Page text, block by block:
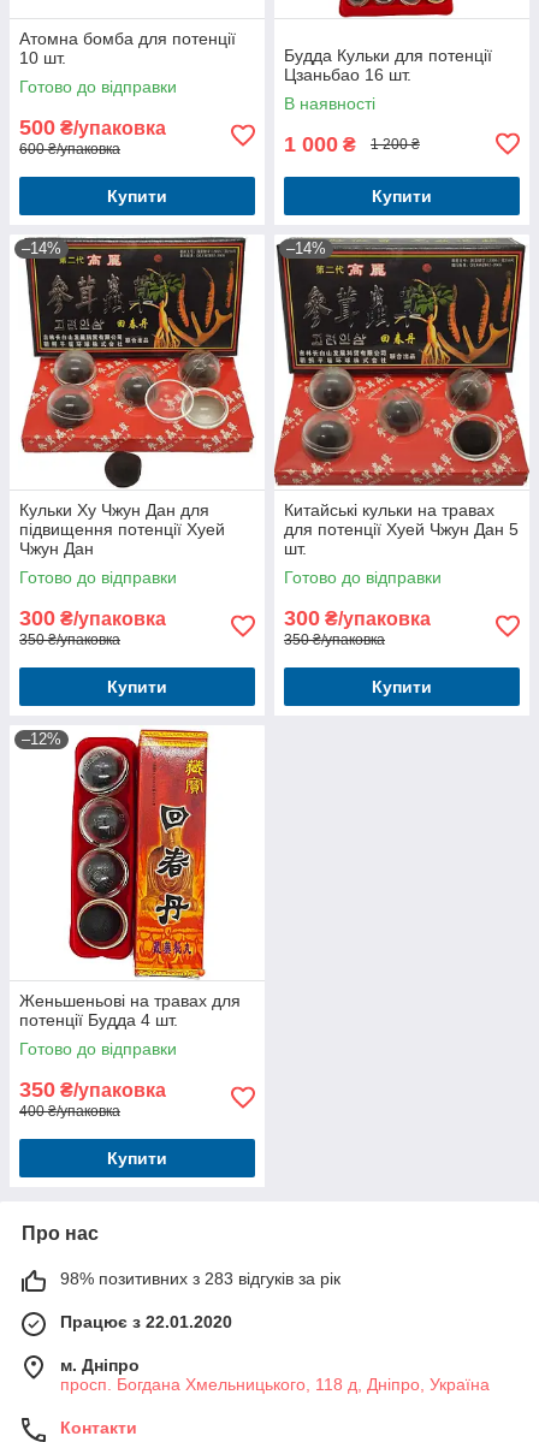
Атомна бомба для потенції
10 шт.
Готово до відправки
500 ₴/упаковка
600 ₴/упаковка
Купити
Будда Кульки для потенції
Цзаньбао 16 шт.
В наявності
1 000 ₴ 1 200 ₴
Купити
–14%
Кульки Ху Чжун Дан для
підвищення потенції Хуей
Чжун Дан
Готово до відправки
300 ₴/упаковка
350 ₴/упаковка
Купити
–14%
Китайські кульки на травах
для потенції Хуей Чжун Дан 5
шт.
Готово до відправки
300 ₴/упаковка
350 ₴/упаковка
Купити
–12%
Женьшеньові на травах для
потенції Будда 4 шт.
Готово до відправки
350 ₴/упаковка
400 ₴/упаковка
Купити
Про нас
98% позитивних з 283 відгуків за рік
Працює з 22.01.2020
м. Дніпро
просп. Богдана Хмельницького, 118 д, Дніпро, Україна
Контакти